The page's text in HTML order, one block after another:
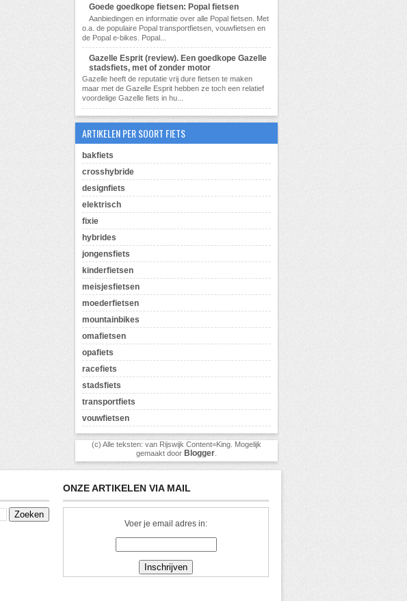
Goede goedkope fietsen: Popal fietsen
Aanbiedingen en informatie over alle Popal fietsen. Met
o.a. de populaire Popal transportfietsen, vouwfietsen en
de Popal e-bikes. Popal...
Gazelle Esprit (review). Een goedkope Gazelle
stadsfiets, met of zonder motor
Gazelle heeft de reputatie vrij dure fietsen te maken
maar met de Gazelle Esprit hebben ze toch een relatief
voordelige Gazelle fiets in hu...
ARTIKELEN PER SOORT FIETS
bakfiets
crosshybride
designfiets
elektrisch
fixie
hybrides
jongensfiets
kinderfietsen
meisjesfietsen
moederfietsen
mountainbikes
omafietsen
opafiets
racefiets
stadsfiets
transportfiets
vouwfietsen
(c) Alle teksten: van Rijswijk Content=King. Mogelijk
gemaakt door Blogger
ONZE ARTIKELEN VIA MAIL
Voer je email adres in: